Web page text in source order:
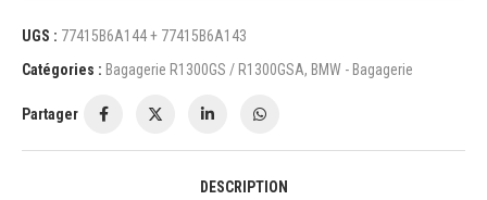
UGS : 77415B6A144 + 77415B6A143
Catégories : Bagagerie R1300GS / R1300GSA, BMW - Bagagerie
Partager
DESCRIPTION